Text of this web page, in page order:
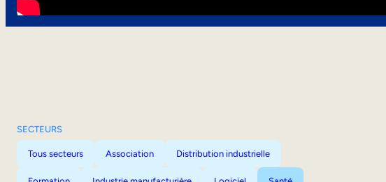
SECTEURS
Tous secteurs Association Distribution industrielle